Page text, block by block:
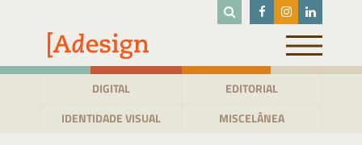
conteúdo
DIGITAL
EDITORIAL
IDENTIDADE VISUAL
MISCELÂNEA